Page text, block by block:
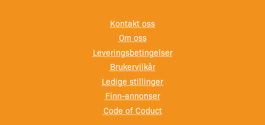
Kontakt oss
Om oss
Leveringsbetingelser
Brukervilkår
Ledige stillinger
Finn-annonser
Code of Coduct